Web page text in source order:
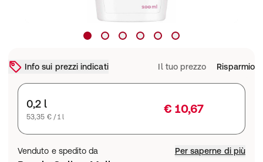
Info sui prezzi indicati Il tuo prezzo Risparmio
0,2 l
53,35 € / 1 l
€ 10,67
Venduto e spedito da Per saperne di più